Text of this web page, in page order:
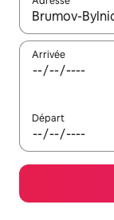
Lorsque les
Arrivée
Départ